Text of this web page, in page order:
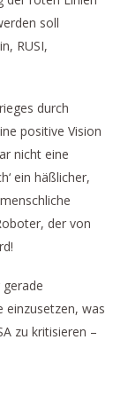
soll
RUSI,
durch
positive Vision
nicht eine
ein häßlicher,
der von
einzusetzen, was
zu kritisieren –